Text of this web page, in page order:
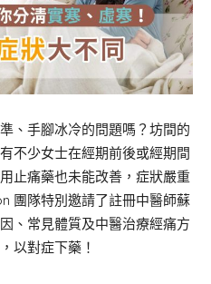
、手腳冰冷的問題嗎？坊間的
不少女士在經期前後或經期間
止痛藥也未能改善，症狀嚴重
團隊特別邀請了註冊中醫師蘇
、常見體質及中醫治療經痛方
以對症下藥！